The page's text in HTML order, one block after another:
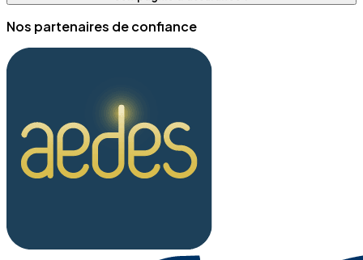
Nos partenaires de confiance